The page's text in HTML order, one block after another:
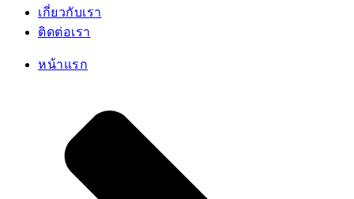
เกี่ยวกับเรา
ติดต่อเรา
หน้าแรก